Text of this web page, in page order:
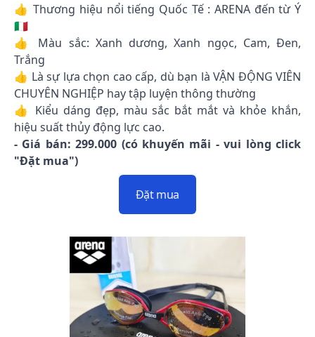
👍 Thương hiệu nổi tiếng Quốc Tế : ARENA đến từ Ý
🇮🇹
👍 Màu sắc: Xanh dương, Xanh ngọc, Cam, Đen,
Trắng
👍 Là sự lựa chọn cao cấp, dù bạn là VẬN ĐỘNG VIÊN
CHUYÊN NGHIỆP hay tập luyện thông thường
👍 Kiểu dáng đẹp, màu sắc bắt mắt và khỏe khắn,
hiệu suất thủy động lực cao.
- Giá bán: 299.000 (có khuyến mãi - vui lòng click
"Đặt mua")
Đặt mua